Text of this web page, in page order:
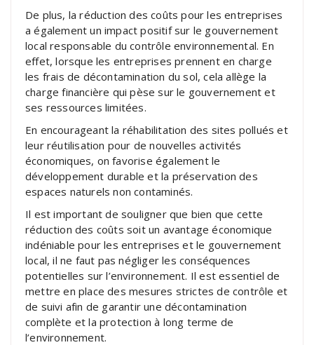
De plus, la réduction des coûts pour les entreprises
a également un impact positif sur le gouvernement
local responsable du contrôle environnemental. En
effet, lorsque les entreprises prennent en charge
les frais de décontamination du sol, cela allège la
charge financière qui pèse sur le gouvernement et
ses ressources limitées.
En encourageant la réhabilitation des sites pollués et
leur réutilisation pour de nouvelles activités
économiques, on favorise également le
développement durable et la préservation des
espaces naturels non contaminés.
Il est important de souligner que bien que cette
réduction des coûts soit un avantage économique
indéniable pour les entreprises et le gouvernement
local, il ne faut pas négliger les conséquences
potentielles sur l’environnement. Il est essentiel de
mettre en place des mesures strictes de contrôle et
de suivi afin de garantir une décontamination
complète et la protection à long terme de
l’environnement.